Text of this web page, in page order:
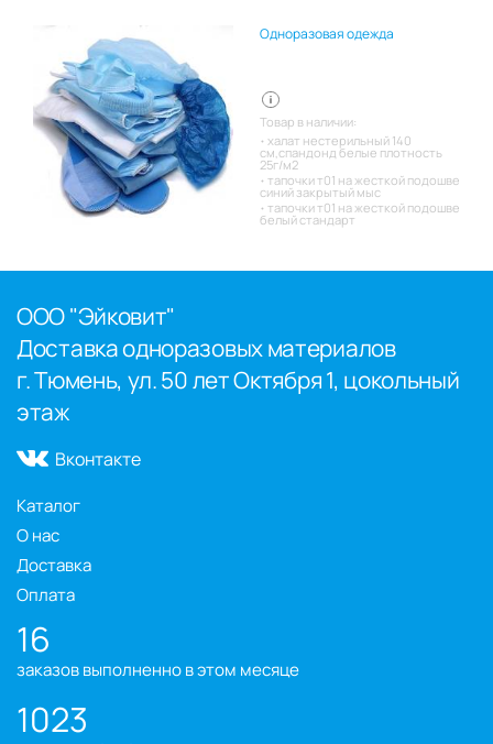
Одноразовая одежда
Товар в наличии:
халат нестерильный 140
см,спандонд белые плотность
25г/м2
тапочки т01 на жесткой подошве
синий закрытый мыс
тапочки т01 на жесткой подошве
белый стандарт
ООО "Эйковит"
Доставка одноразовых материалов
г. Тюмень, ул. 50 лет Октября 1, цокольный
этаж
Вконтакте
Каталог
О нас
Доставка
Оплата
16
заказов выполненно в этом месяце
1023